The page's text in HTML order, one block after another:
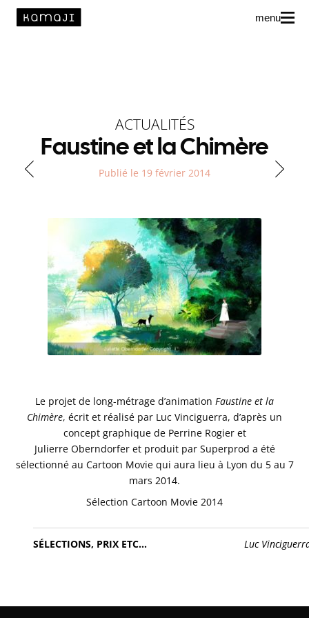
Auteur·rice·s
menu
ACTUALITÉS
Faustine et la Chimère
Publié le 19 février 2014
Le projet de long-métrage d’animation Faustine et la
Chimère, écrit et réalisé par Luc Vinciguerra, d’après un
concept graphique de Perrine Rogier et
Julierre Oberndorfer et produit par Superprod a été
sélectionné au Cartoon Movie qui aura lieu à Lyon du 5 au 7
mars 2014.
Sélection Cartoon Movie 2014
SÉLECTIONS, PRIX ETC... Luc